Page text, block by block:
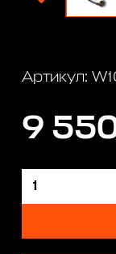
Артикул:
9